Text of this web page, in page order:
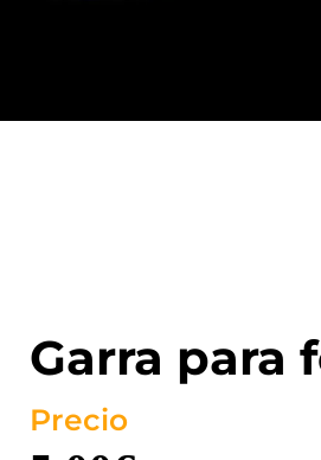
Garra para
Precio